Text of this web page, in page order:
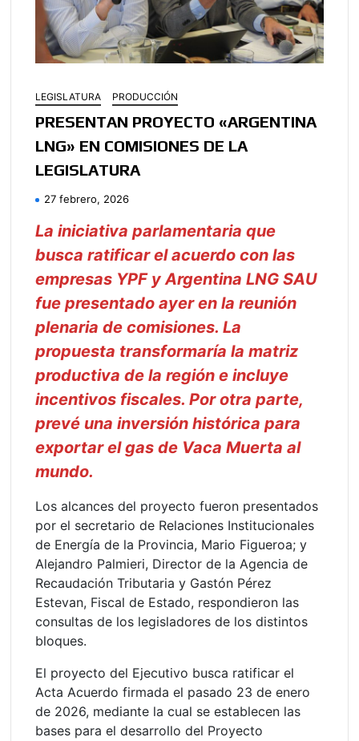
LEGISLATURA PRODUCCIÓN
PRESENTAN PROYECTO «ARGENTINA
LNG» EN COMISIONES DE LA
LEGISLATURA
27 febrero, 2026
La iniciativa parlamentaria que
busca ratificar el acuerdo con las
empresas YPF y Argentina LNG SAU
fue presentado ayer en la reunión
plenaria de comisiones. La
propuesta transformaría la matriz
productiva de la región e incluye
incentivos fiscales. Por otra parte,
prevé una inversión histórica para
exportar el gas de Vaca Muerta al
mundo.
Los alcances del proyecto fueron presentados
por el secretario de Relaciones Institucionales
de Energía de la Provincia, Mario Figueroa; y
Alejandro Palmieri, Director de la Agencia de
Recaudación Tributaria y Gastón Pérez
Estevan, Fiscal de Estado, respondieron las
consultas de los legisladores de los distintos
bloques.
El proyecto del Ejecutivo busca ratificar el
Acta Acuerdo firmada el pasado 23 de enero
de 2026, mediante la cual se establecen las
bases para el desarrollo del Proyecto